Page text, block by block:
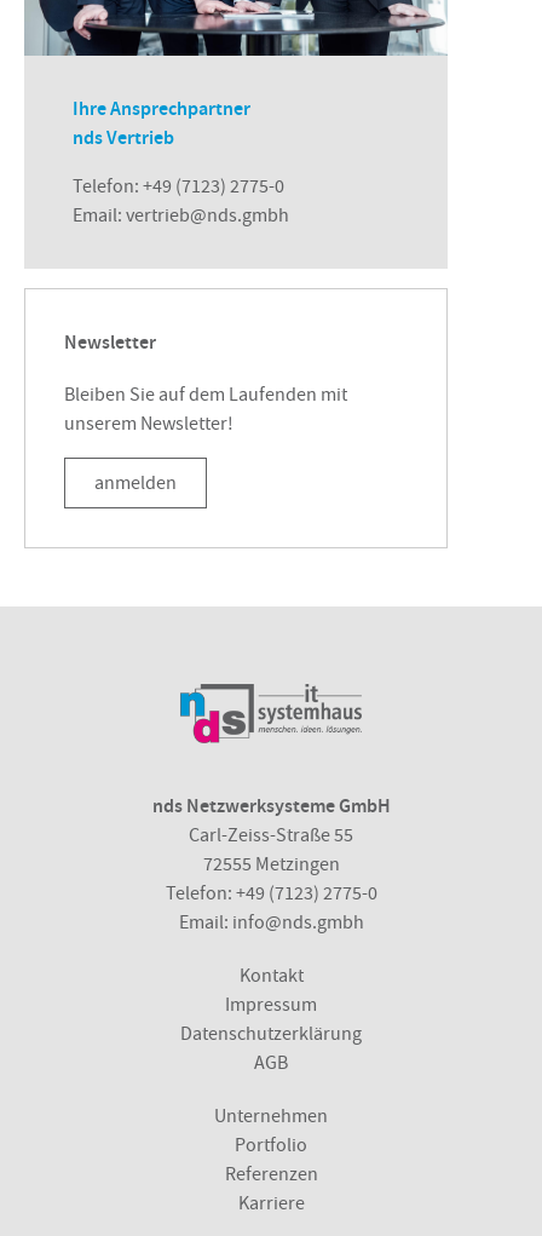
Ihre Ansprechpartner
nds Vertrieb
Telefon: +49 (7123) 2775-0
Email: vertrieb@nds.gmbh
Newsletter
Bleiben Sie auf dem Laufenden mit
unserem Newsletter!
anmelden
nds Netzwerksysteme GmbH
Carl-Zeiss-Straße 55
72555 Metzingen
Telefon: +49 (7123) 2775-0
Email: info@nds.gmbh
Kontakt
Impressum
Datenschutzerklärung
AGB
Unternehmen
Portfolio
Referenzen
Karriere